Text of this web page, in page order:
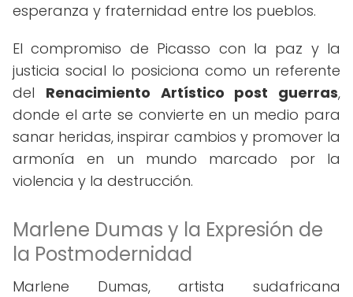
esperanza y fraternidad entre los pueblos.
El compromiso de Picasso con la paz y la
justicia social lo posiciona como un referente
del Renacimiento Artístico post guerras,
donde el arte se convierte en un medio para
sanar heridas, inspirar cambios y promover la
armonía en un mundo marcado por la
violencia y la destrucción.
Marlene Dumas y la Expresión de
la Postmodernidad
Marlene Dumas, artista sudafricana